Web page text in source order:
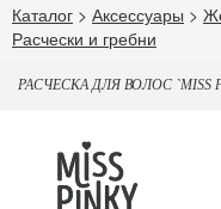
Каталог > Аксессуары >
Расчески и гребни
РАСЧЕСКА ДЛЯ ВОЛОС `MISS